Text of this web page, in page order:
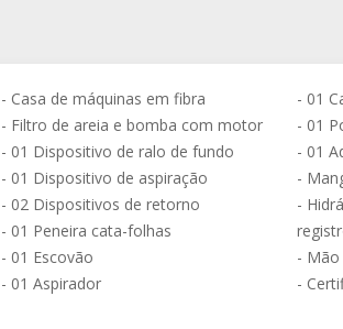
- Casa de máquinas em fibra
- Filtro de areia e bomba com motor
- 01 Dispositivo de ralo de fundo
- 01 Dispositivo de aspiração
- 02 Dispositivos de retorno
- 01 Peneira cata-folhas
- 01 Escovão
- 01 Aspirador
- 01
- 01
- 01
-
-
- Mão
-